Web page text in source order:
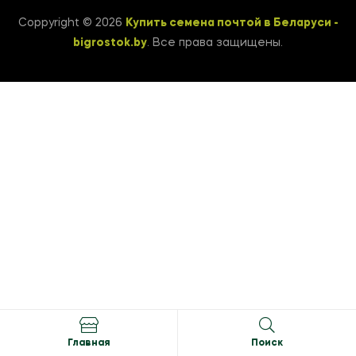
Coppyright © 2026 Купить семена почтой в Беларуси -
bigrostok.by . Все права защищены.
Главная Поиск